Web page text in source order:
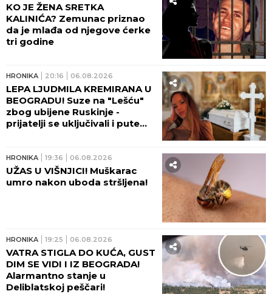
KO JE ŽENA SRETKA
KALINIĆA? Zemunac priznao
da je mlađa od njegove ćerke
tri godine
HRONIKA 20:16 06.08.2026
LEPA LJUDMILA KREMIRANA U
BEOGRADU! Suze na "Lešću"
zbog ubijene Ruskinje -
prijatelji se uključivali i putem
HRONIKA 19:36 06.08.2026
UŽAS U VIŠNJICI! Muškarac
umro nakon uboda stršljena!
HRONIKA 19:25 06.08.2026
VATRA STIGLA DO KUĆA, GUST
DIM SE VIDI I IZ BEOGRADA!
Alarmantno stanje u
Deliblatskoj peščari!